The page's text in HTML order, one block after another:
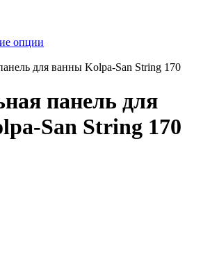
опции
для ванны Kolpa-San String 170
панель для
San String 170